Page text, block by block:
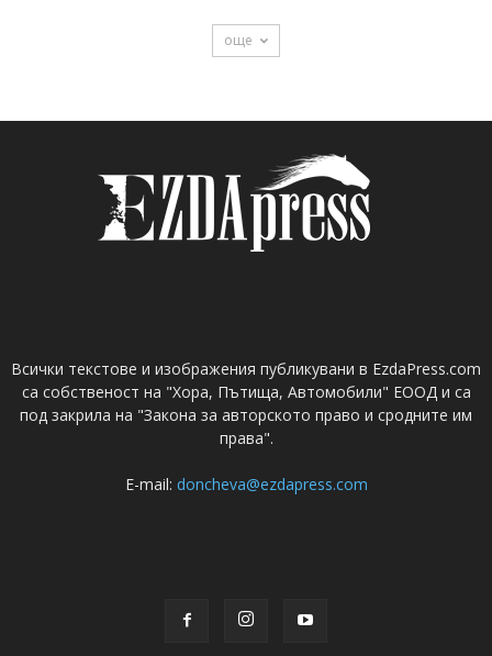
още
Всички текстове и изображения публикувани в EzdaPress.com
са собственост на "Хора, Пътища, Автомобили" ЕООД и са
под закрила на "Закона за авторското право и сродните им
права".
E-mail: doncheva@ezdapress.com